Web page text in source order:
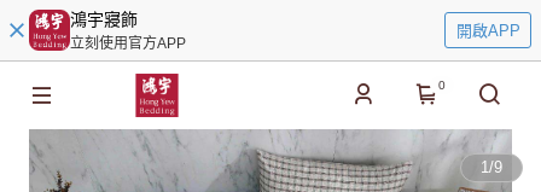
鴻宇寢飾
立刻使用官方APP
開啟APP
0
1/9